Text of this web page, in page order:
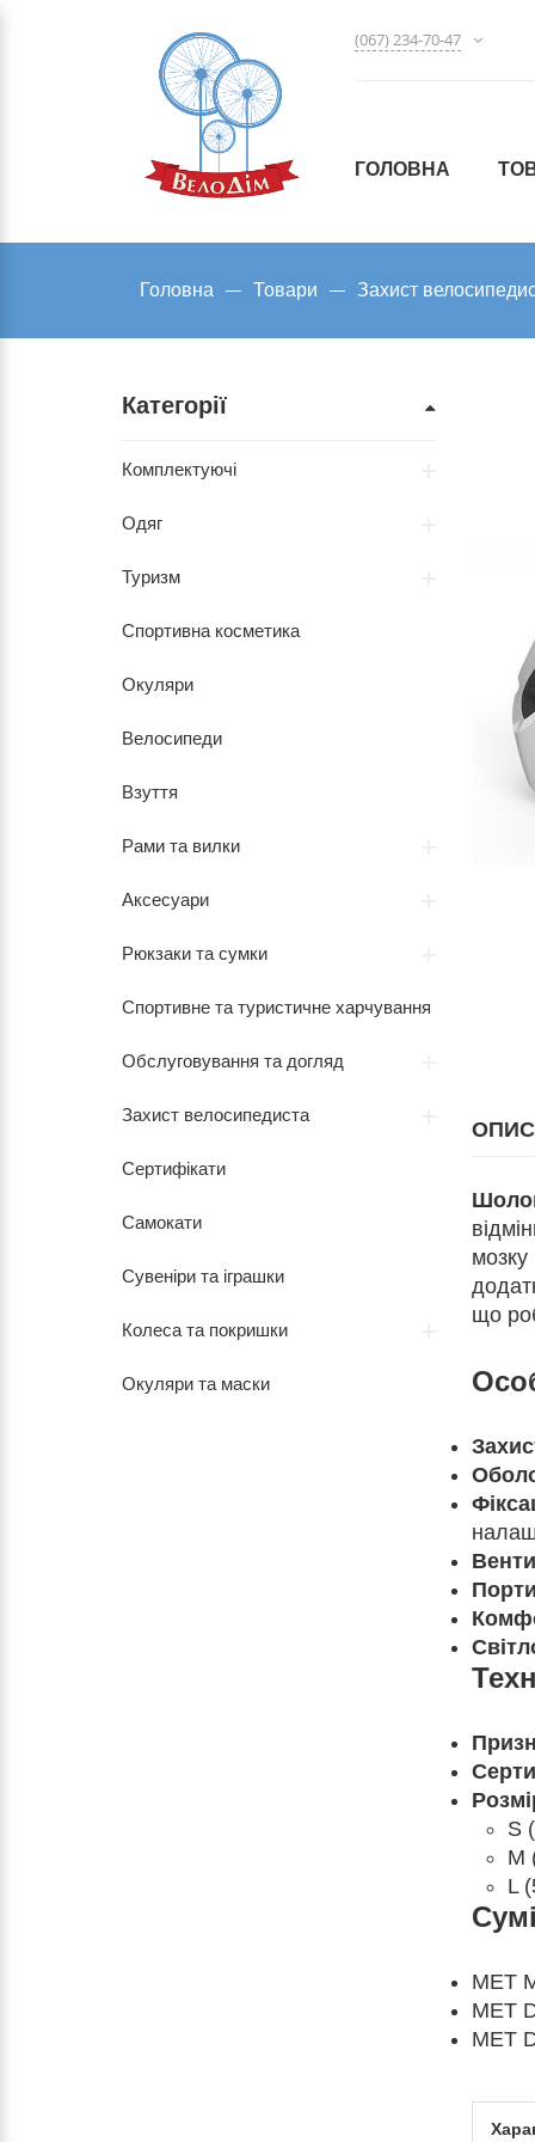
(067) 234-70-47
ГОЛОВНА
Головна Товари Захист
ОПИС
мозку
що
S
M
L
MET
MET
MET
Категорії
Комплектуючі
Одяг
Туризм
Спортивна косметика
Окуляри
Велосипеди
Взуття
Рами та вилки
Аксесуари
Рюкзаки та сумки
Спортивне та туристичне харчування
Обслуговування та догляд
Захист велосипедиста
Сертифікати
Самокати
Сувеніри та іграшки
Колеса та покришки
Окуляри та маски